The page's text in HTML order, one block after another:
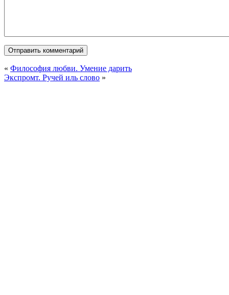
« Философия любви. Умение дарить
Экспромт. Ручей иль слово »